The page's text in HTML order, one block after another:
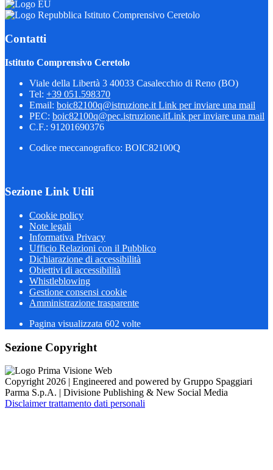
Istituto Comprensivo Ceretolo
Contatti
Istituto Comprensivo Ceretolo
Viale della Libertà 3 40033 Casalecchio di Reno (BO)
Tel: +39 051.598370
Email: boic82100q@istruzione.it Link per inviare una mail
PEC: boic82100q@pec.istruzione.itLink per inviare una mail
C.F.: 91201690376
Codice meccanografico: BOIC82100Q
Sezione Link Utili
Cookie policy
Note legali
Informativa Privacy
Ufficio Relazioni con il Pubblico
Dichiarazione di accessibilità
Obiettivi di accessibilità
Whistleblowing
Gestione consensi cookie
Amministrazione trasparente
Pagina visualizzata 602 volte
Sezione Copyright
Copyright 2026 | Engineered and powered by Gruppo Spaggiari
Parma S.p.A. | Divisione Publishing & New Social Media
Disclaimer trattamento dati personali